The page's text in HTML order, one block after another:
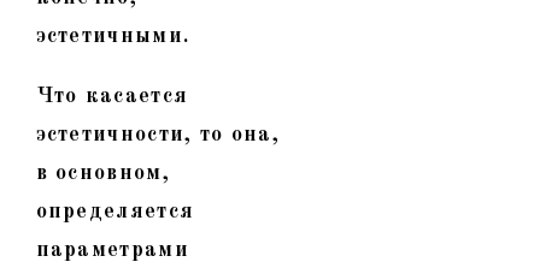
эстетичными.
Что касается
эстетичности, то она,
в основном,
определяется
параметрами